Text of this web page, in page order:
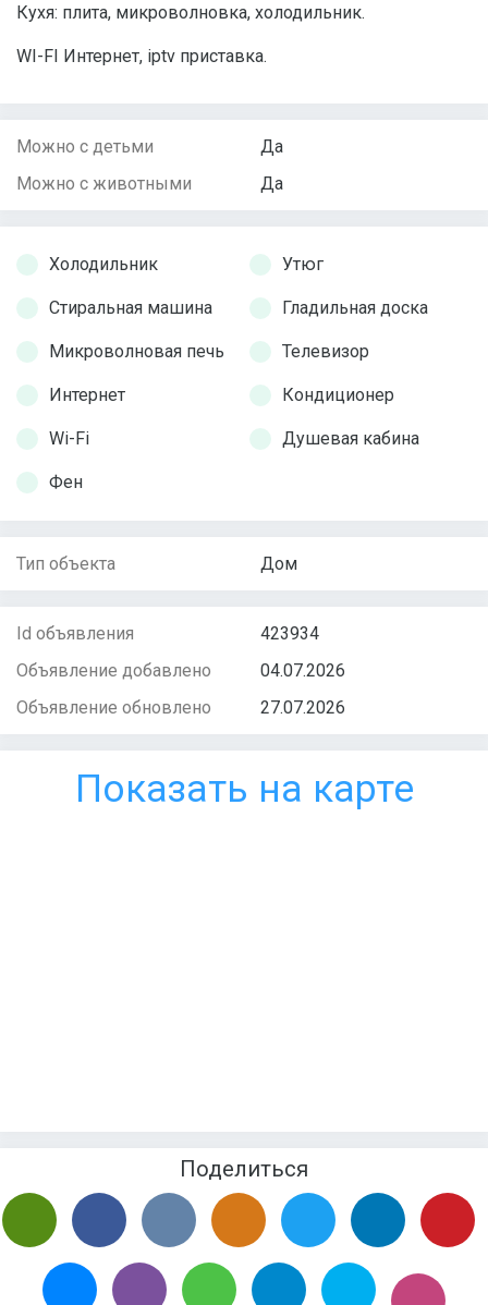
Кухя: плита, микроволновка, холодильник.
WI-FI Интернет, iptv приставка.
Можно с детьми
Да
Можно с животными
Да
Холодильник
Стиральная машина
Микроволновая печь
Интернет
Wi-Fi
Фен
Утюг
Гладильная доска
Телевизор
Кондиционер
Душевая кабина
Тип объекта Дом
Id объявления
423934
Объявление добавлено
04.07.2026
Объявление обновлено
27.07.2026
Показать на карте
Поделиться